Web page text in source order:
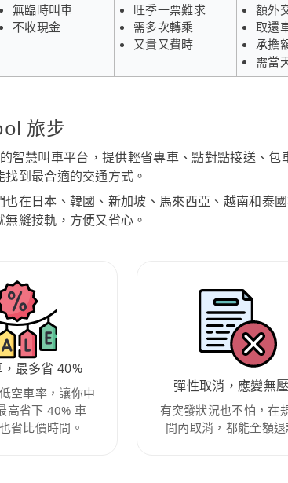
無臨時叫車
不收現金
旺季一票難求
需多次轉乘
又貴又費時
額外
取還
承擔
需當
旅步
智慧叫車平台，提供輕省專車、點對點接送、包
到最合適的交通方式。
也在日本、韓國、新加坡、馬來西亞、越南和泰
縫接軌，方便又省心。
最多省 40%
空車率，讓你中
高省下 40% 車
省比價時間。
彈性取消，應變無
有突發狀況也不怕，在
間內取消，都能全額退